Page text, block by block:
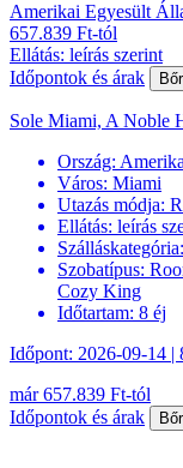
Amerikai Egyesült
657.839 Ft-tól
Ellátás: leírás szerint
Időpontok és árak
Sole Miami, A Noble
Ország:
Város: Miami
Utazás módja:
Ellátás: leírás
Szálláskategória:
Szobatípus:
Cozy King
Időtartam: 8 éj
Időpont: 2026-09-14 |
már 657.839 Ft-tól
Időpontok és árak